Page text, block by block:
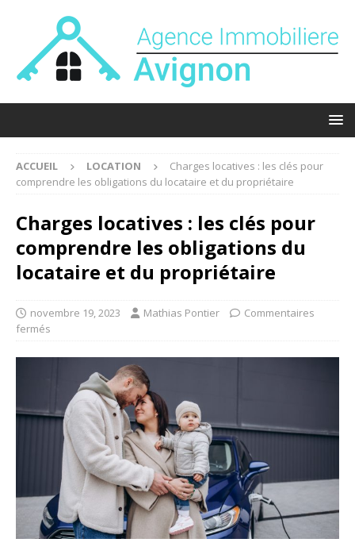
ACCUEIL LOCATION
Charges locatives : les clés pour
comprendre les obligations du locataire et du propriétaire
Charges locatives : les clés pour
comprendre les obligations du
locataire et du propriétaire
novembre 19, 2023 Mathias Pontier
Commentaires
fermés